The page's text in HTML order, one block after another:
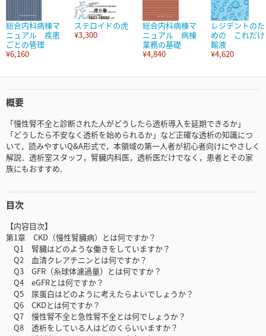
総合内科病棟マ
ニュアル 疾患
ごとの管理
¥6,160
ステロイドの虎
¥3,300
総合内科病棟マ
ニュアル 病棟
業務の基礎
¥4,840
レジデントのた
めの これだけ
輸液
¥4,620
概要
「慢性腎不全と診断された人がどうしたら透析導入を延期できるか」
「どうしたら不安なく透析を始められるか」など正確な透析の知識につ
いて，読みやすいQ&A形式で，本領域の第一人者が初心者向けにやさしく
解説．透析室スタッフ，腎臓内科医，透析医だけでなく，患者とその家
族にもおすすめ．
目次
【内容目次】
第1章 CKD（慢性腎臓病）とは何ですか？
Q1 腎臓はどのような働きをしていますか？
Q2 血清クレアチニンとは何ですか？
Q3 GFR（糸球体濾過量）とは何ですか？
Q4 eGFRとは何ですか？
Q5 尿蛋白はどのように考えたらよいでしょうか？
Q6 CKDとは何ですか？
Q7 慢性腎不全と急性腎不全とは何でしょうか？
Q8 透析をしている人はどのくらいいますか？